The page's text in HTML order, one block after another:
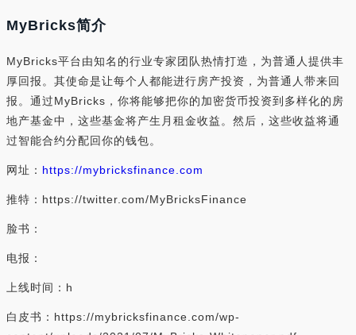
MyBricks简介
MyBricks平台由知名的行业专家团队热情打造，为普通人提供丰
厚回报。其使命是让每个人都能进行房产投资，为普通人带来回
报。通过MyBricks，你将能够把你的加密货币投资到多样化的房
地产基金中，这些基金将产生月租金收益。然后，这些收益将通
过智能合约分配回你的钱包。
网址： https://mybricksfinance.com
推特：https://twitter.com/MyBricksFinance
脸书：
电报：
上线时间：h
白皮书：https://mybricksfinance.com/wp-